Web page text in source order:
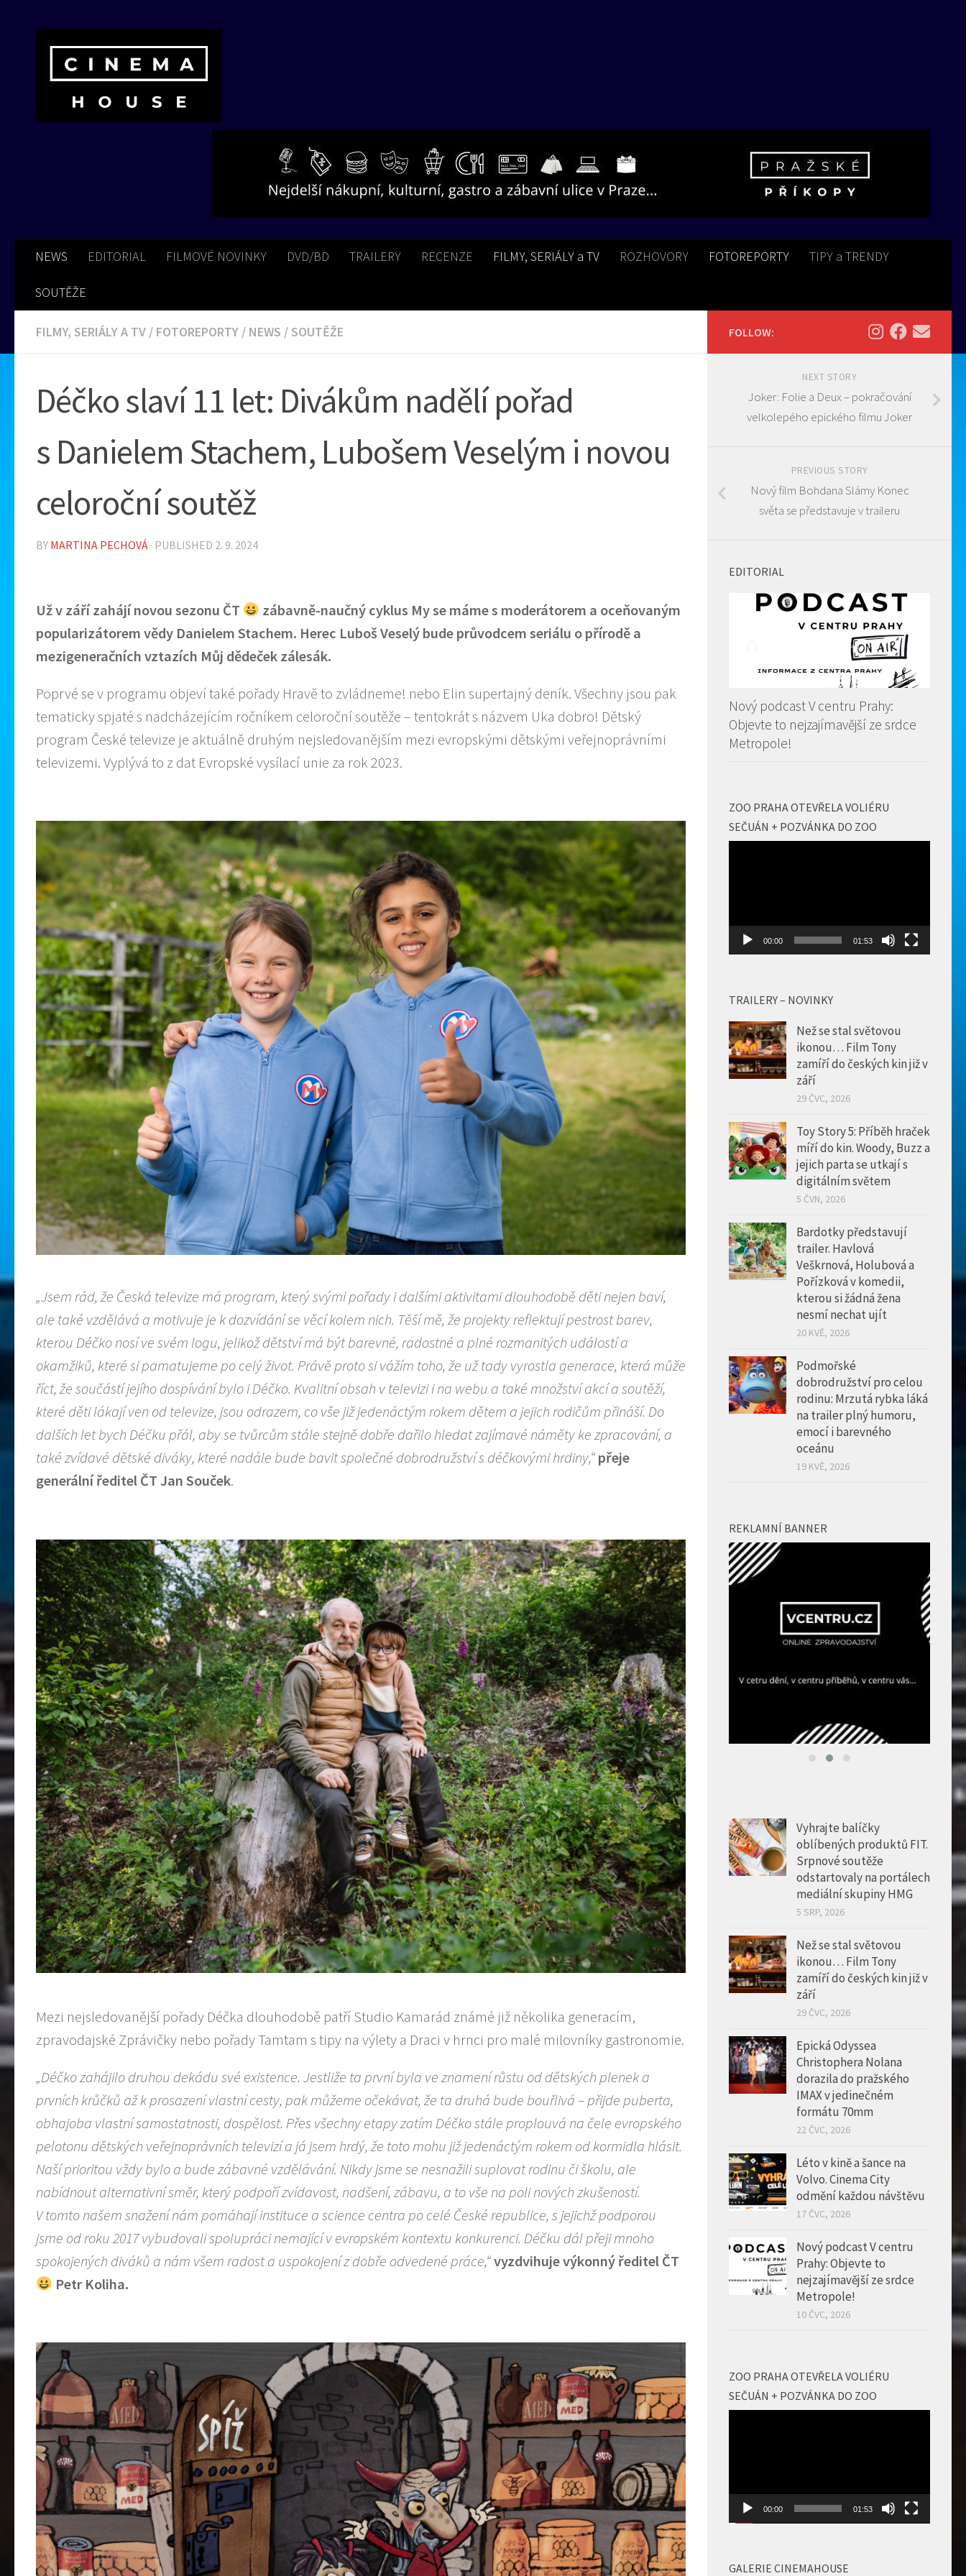
NEWS EDITORIAL FILMOVÉ NOVINKY DVD/BD TRAILERY RECENZE FILMY, SERIÁLY a TV ROZHOVORY FOTOREPORTY TIPY a TRENDY
SOUTĚŽE
FILMY, SERIÁLY A TV / FOTOREPORTY / NEWS / SOUTĚŽE
Déčko slaví 11 let: Divákům nadělí pořad
s Danielem Stachem, Lubošem Veselým i novou
celoroční soutěž
BY MARTINA PECHOVÁ · PUBLISHED 2. 9. 2024
Už v září zahájí novou sezonu ČT
zábavně-naučný cyklus My se máme s moderátorem a oceňovaným
popularizátorem vědy Danielem Stachem. Herec Luboš Veselý bude průvodcem seriálu o přírodě a
mezigeneračních vztazích Můj dědeček zálesák.
Poprvé se v programu objeví také pořady Hravě to zvládneme! nebo Elin supertajný deník. Všechny jsou pak
tematicky spjaté s nadcházejícím ročníkem celoroční soutěže – tentokrát s názvem Uka dobro! Dětský
program České televize je aktuálně druhým nejsledovanějším mezi evropskými dětskými veřejnoprávními
televizemi. Vyplývá to z dat Evropské vysílací unie za rok 2023.
„Jsem rád, že Česká televize má program, který svými pořady i dalšími aktivitami dlouhodobě děti nejen baví,
ale také vzdělává a motivuje je k dozvídání se věcí kolem nich. Těší mě, že projekty reflektují pestrost barev,
kterou Déčko nosí ve svém logu, jelikož dětství má být barevné, radostné a plné rozmanitých událostí a
okamžiků, které si pamatujeme po celý život. Právě proto si vážím toho, že už tady vyrostla generace, která může
říct, že součástí jejího dospívání bylo i Déčko. Kvalitní obsah v televizi i na webu a také množství akcí a soutěží,
které děti lákají ven od televize, jsou odrazem, co vše již jedenáctým rokem dětem a jejich rodičům přináší. Do
dalších let bych Déčku přál, aby se tvůrcům stále stejně dobře dařilo hledat zajímavé náměty ke zpracování, a
také zvídavé dětské diváky, které nadále bude bavit společné dobrodružství s déčkovými hrdiny,“přeje
generální ředitel ČTJan Souček.
Mezi nejsledovanější pořady Déčka dlouhodobě patří Studio Kamarád známé již několika generacím,
zpravodajské Zprávičky nebo pořady Tamtam s tipy na výlety a Draci v hrnci pro malé milovníky gastronomie.
„Déčko zahájilo druhou dekádu své existence. Jestliže ta první byla ve znamení růstu od dětských plenek a
prvních krůčků až k prosazení vlastní cesty, pak můžeme očekávat, že ta druhá bude bouřlivá – přijde puberta,
obhajoba vlastní samostatnosti, dospělost. Přes všechny etapy zatím Déčko stále proplouvá na čele evropského
pelotonu dětských veřejnoprávních televizí a já jsem hrdý, že toto mohu již jedenáctým rokem od kormidla hlásit.
Naší prioritou vždy bylo a bude zábavné vzdělávání. Nikdy jsme se nesnažili suplovat rodinu či školu, ale
nabídnout alternativní směr, který podpoří zvídavost, nadšení, zábavu, a to vše na poli nových zkušeností.
V tomto našem snažení nám pomáhají instituce a science centra po celé České republice, s jejichž podporou
jsme od roku 2017 vybudovali spolupráci nemající v evropském kontextu konkurenci. Déčku dál přeji mnoho
spokojených diváků a nám všem radost a uspokojení z dobře odvedené práce,“vyzdvihuje výkonný ředitel ČT
Petr Koliha.
FOLLOW:
NEXT STORY
Joker: Folie a Deux – pokračování
velkolepého epického filmu Joker
PREVIOUS STORY
Nový film Bohdana Slámy Konec
světa se představuje v traileru
EDITORIAL
Nový podcast V centru Prahy:
Objevte to nejzajímavější ze srdce
Metropole!
ZOO PRAHA OTEVŘELA VOLIÉRU
SEČUÁN + POZVÁNKA DO ZOO
00:00 01:53
TRAILERY – NOVINKY
Než se stal světovou
ikonou… Film Tony
zamíří do českých kin již v
září
29 ČVC, 2026
Toy Story 5: Příběh hraček
míří do kin. Woody, Buzz a
jejich parta se utkají s
digitálním světem
5 ČVN, 2026
Bardotky představují
trailer. Havlová
Veškrnová, Holubová a
Pořízková v komedii,
kterou si žádná žena
nesmí nechat ujít
20 KVĚ, 2026
Podmořské
dobrodružství pro celou
rodinu: Mrzutá rybka láká
na trailer plný humoru,
emocí i barevného
oceánu
19 KVĚ, 2026
REKLAMNÍ BANNER
Vyhrajte balíčky
oblíbených produktů FIT.
Srpnové soutěže
odstartovaly na portálech
mediální skupiny HMG
5 SRP, 2026
Než se stal světovou
ikonou… Film Tony
zamíří do českých kin již v
září
29 ČVC, 2026
Epická Odyssea
Christophera Nolana
dorazila do pražského
IMAX v jedinečném
formátu 70mm
22 ČVC, 2026
Léto v kině a šance na
Volvo. Cinema City
odmění každou návštěvu
17 ČVC, 2026
Nový podcast V centru
Prahy: Objevte to
nejzajímavější ze srdce
Metropole!
10 ČVC, 2026
ZOO PRAHA OTEVŘELA VOLIÉRU
SEČUÁN + POZVÁNKA DO ZOO
00:00 01:53
GALERIE CINEMAHOUSE